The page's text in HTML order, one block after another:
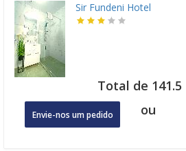
Sir Fundeni Hotel
Total de 141.5
Envie-nos um pedido ou